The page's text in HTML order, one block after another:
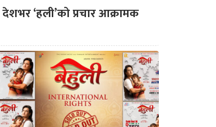
देशभर ‘हली’को प्रचार आक्रामक